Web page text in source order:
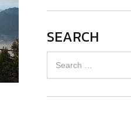
SEARCH
Search
for: